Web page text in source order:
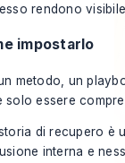
rendono
impostarlo
metodo, un
solo essere
di recupero è
interna e